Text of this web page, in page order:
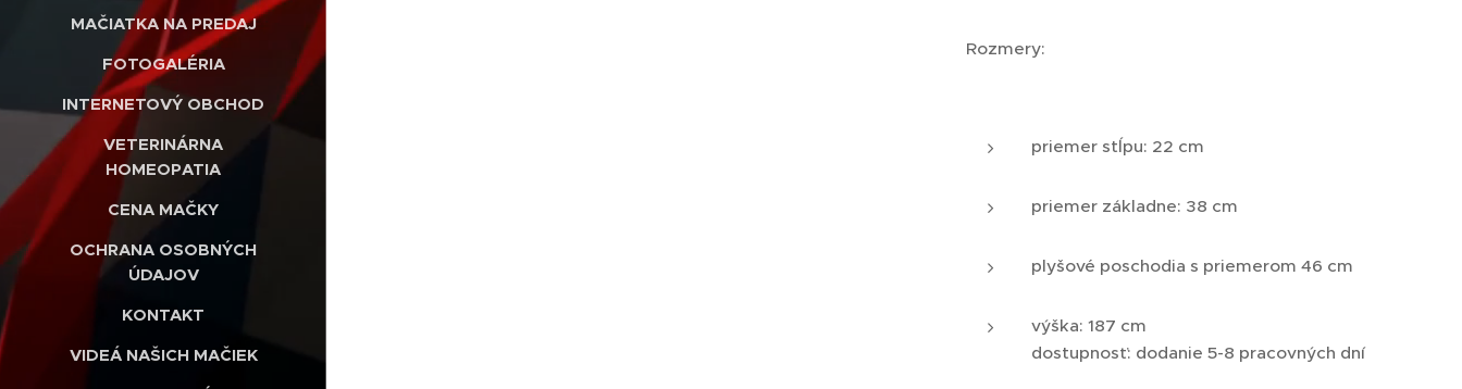
MAČIATKA NA PREDAJ
FOTOGALÉRIA
INTERNETOVÝ OBCHOD
VETERINÁRNA
HOMEOPATIA
CENA MAČKY
OCHRANA OSOBNÝCH
ÚDAJOV
KONTAKT
VIDEÁ NAŠICH MAČIEK
Rozmery:
priemer stĺpu: 22 cm
priemer základne: 38 cm
plyšové poschodia s priemerom 46 cm
výška: 187 cm
dostupnosť: dodanie 5-8 pracovných dní